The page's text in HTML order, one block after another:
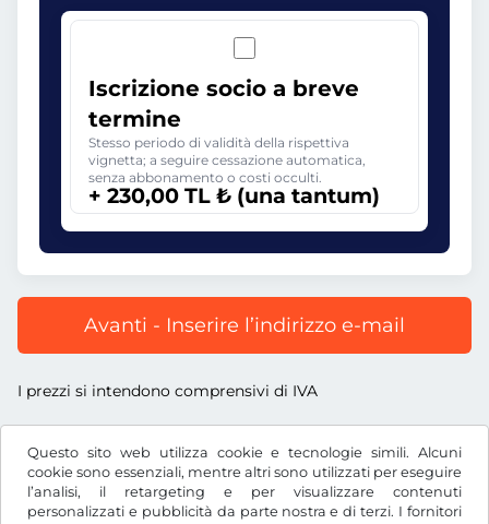
Questo sito web utilizza cookie e tecnologie simili. Alcuni
cookie sono essenziali, mentre altri sono utilizzati per eseguire
l’analisi, il retargeting e per visualizzare contenuti
personalizzati e pubblicità da parte nostra e di terzi. I fornitori
Iscrizione socio a breve
termine
Stesso periodo di validità della rispettiva
vignetta; a seguire cessazione automatica,
senza abbonamento o costi occulti.
+ 230,00 TL ₺ (una tantum)
Avanti - Inserire l’indirizzo e-mail
I prezzi si intendono comprensivi di IVA
TL ₺TRY